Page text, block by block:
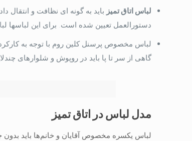
لباس اتاق تمیز باید به گونه ای نظافت و انتقال
دستورالعمل تعیین شده است. برای این لباسها
لباس مخصوص پرسنل کلین روم با توجه به
گاهی از سر تا پا باید در روپوش و شلوارهای
مدل لباس در اتاق تمیز
لباس يكسره مخصوص آقايان و خانم‌ها باید